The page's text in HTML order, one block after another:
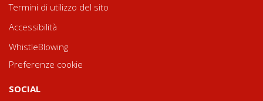
Termini di utilizzo del sito
Accessibilità
WhistleBlowing
Preferenze cookie
SOCIAL